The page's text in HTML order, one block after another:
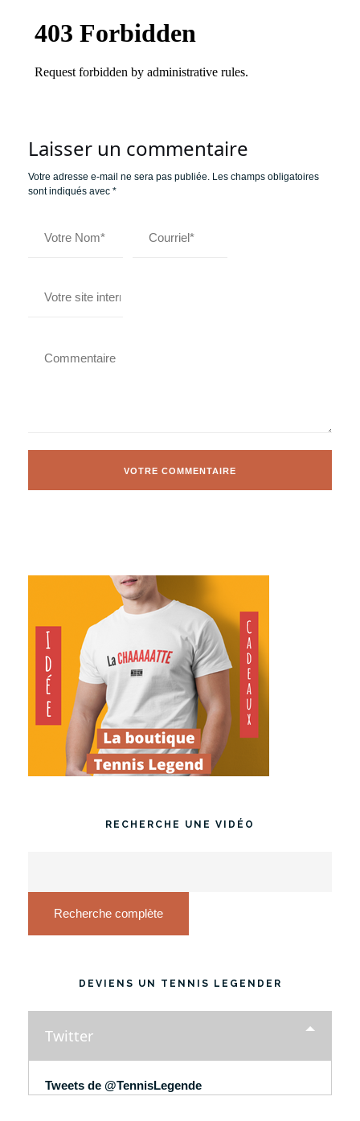
Laisser un commentaire
Votre adresse e-mail ne sera pas publiée. Les champs obligatoires
sont indiqués avec *
RECHERCHE UNE VIDÉO
Recherche complète
DEVIENS UN TENNIS LEGENDER
Twitter
Tweets de @TennisLegende